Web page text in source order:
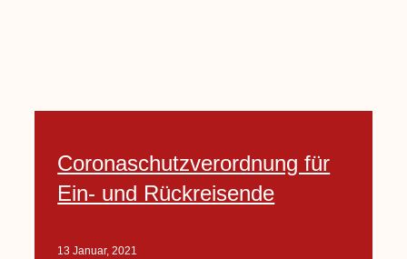
Coronaschutzverordnung für
Ein- und Rückreisende
13 Januar, 2021